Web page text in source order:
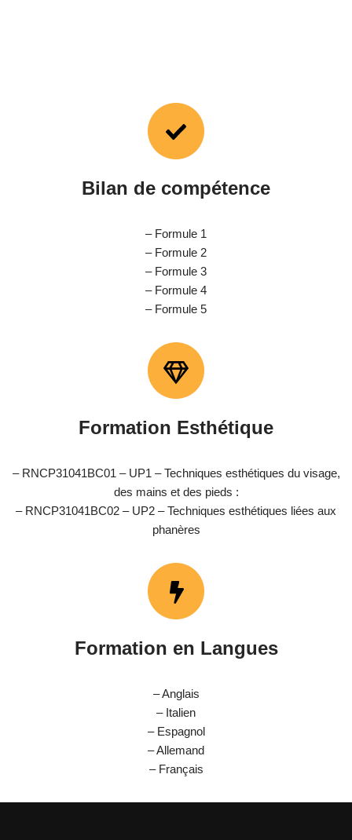
Bilan de compétence
– Formule 1
– Formule 2
– Formule 3
– Formule 4
– Formule 5
Formation Esthétique
– RNCP31041BC01 – UP1 – Techniques esthétiques du visage,
des mains et des pieds :
– RNCP31041BC02 – UP2 – Techniques esthétiques liées aux
phanères
Formation en Langues
– Anglais
– Italien
– Espagnol
– Allemand
– Français